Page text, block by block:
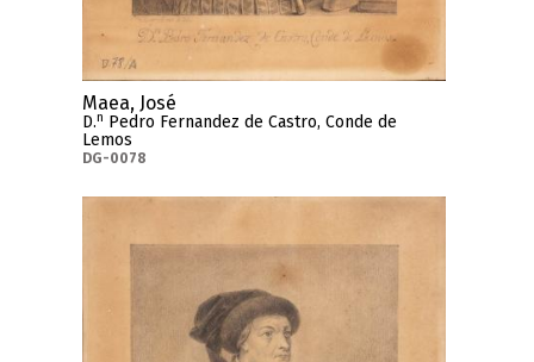
Maea, José
D.n Pedro Fernandez de Castro, Conde de
Lemos
DG-0078